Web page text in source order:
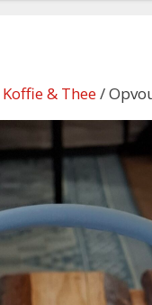
Koffie & Thee/